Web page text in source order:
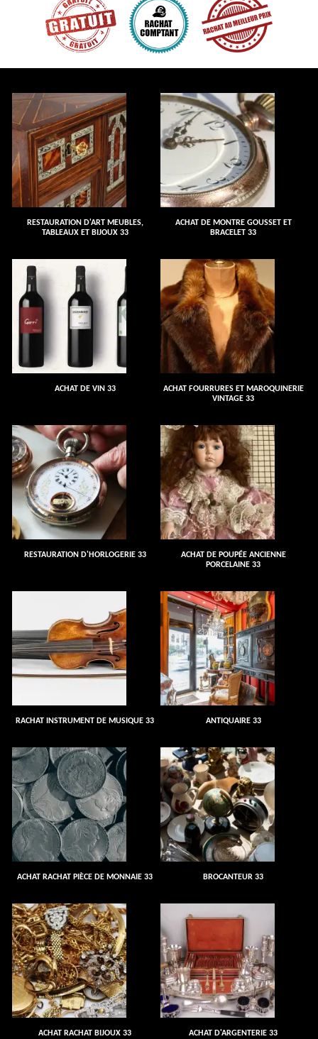
RESTAURATION D'ART MEUBLES,
TABLEAUX ET BIJOUX 33
ACHAT DE MONTRE GOUSSET ET
BRACELET 33
ACHAT DE VIN 33
ACHAT FOURRURES ET MAROQUINERIE
VINTAGE 33
RESTAURATION D'HORLOGERIE 33
ACHAT DE POUPÉE ANCIENNE
PORCELAINE 33
RACHAT INSTRUMENT DE MUSIQUE 33 ANTIQUAIRE 33
ACHAT RACHAT PIÈCE DE MONNAIE 33 BROCANTEUR 33
ACHAT RACHAT BIJOUX 33 ACHAT D'ARGENTERIE 33